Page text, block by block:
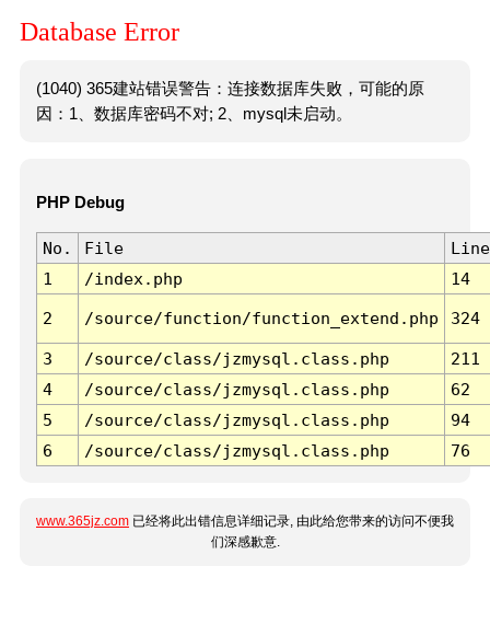
Database Error
(1040) 365建站错误警告：连接数据库失败，可能的原
因：1、数据库密码不对; 2、mysql未启动。
PHP Debug
No. File
Line
1
/index.php 14
2 /source/function/function_extend.php 324
3 /source/class/jzmysql.class.php
211
4
/source/class/jzmysql.class.php
62
5
/source/class/jzmysql.class.php
94
6
/source/class/jzmysql.class.php 76
www.365jz.com 已经将此出错信息详细记录, 由此给您带来的访问不便我
们深感歉意.